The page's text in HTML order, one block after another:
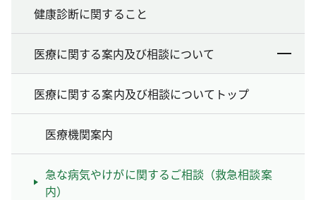
健康診断に関すること
医療に関する案内及び相談について
医療に関する案内及び相談についてトップ
医療機関案内
急な病気やけがに関するご相談（救急相談案
内）